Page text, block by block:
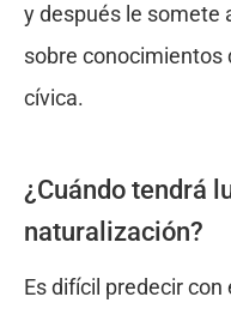
y después le somete
sobre conocimientos
cívica.
¿Cuándo tendrá
naturalización?
Es difícil predecir